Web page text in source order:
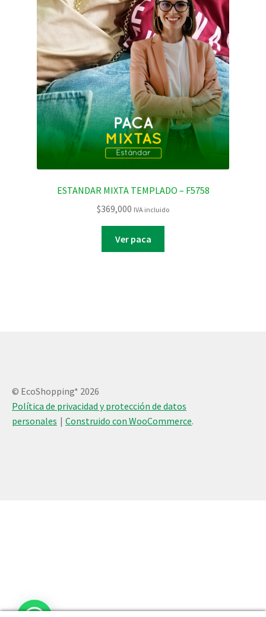
ESTANDAR MIXTA TEMPLADO – F5758
$369,000 IVA incluido
Ver paca
© EcoShopping* 2026
Política de privacidad y protección de datos
personales
Construido con WooCommerce.